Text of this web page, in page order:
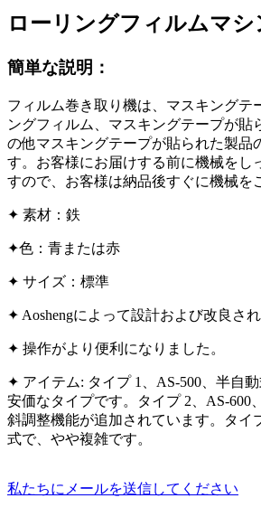
ローリングフィルムマシ
簡単な説明：
フィルム巻き取り機は、マスキングテ
ングフィルム、マスキングテープが貼
の他マスキングテープが貼られた製品
す。お客様にお届けする前に機械をし
すので、お客様は納品後すぐに機械を
✦ 素材：鉄
✦色：青または赤
✦ サイズ：標準
✦ Aoshengによって設計および改良さ
✦ 操作がより便利になりました。
✦ アイテム: タイプ 1、AS-500、半自
安価なタイプです。タイプ 2、AS-600
斜調整機能が追加されています。タイ
式で、やや複雑です。
私たちにメールを送信してください